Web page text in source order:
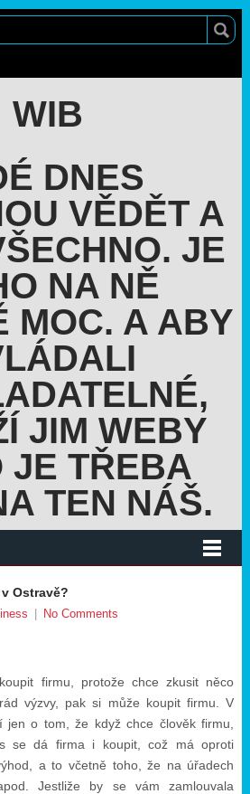
WIB
DNES
VĚDĚT A
JE
NA NĚ
MOC. A ABY
JIM WEBY
JE TŘEBA
TEN NÁŠ.
Ostravě?
No Comments
firmu, protože chce zkusit něco
výzvy, pak si může koupit firmu. V
o tom, že když chce člověk firmu,
se dá firma i koupit, což má oproti
a to včetně toho, že na úřadech
Jestliže by se vám zamlouvala